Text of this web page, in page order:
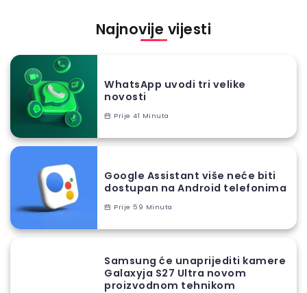
Najnovije vijesti
WhatsApp uvodi tri velike
novosti
Prije 41 Minuta
Google Assistant više neće biti
dostupan na Android telefonima
Prije 59 Minuta
Samsung će unaprijediti kamere
Galaxyja S27 Ultra novom
proizvodnom tehnikom